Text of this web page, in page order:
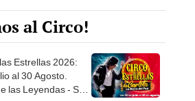
al Circo!
Estrellas 2026:
al 30 Agosto.
las Leyendas - San